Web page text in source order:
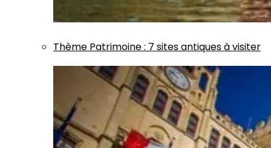
Thème Patrimoine: 7 sites antiques à visiter